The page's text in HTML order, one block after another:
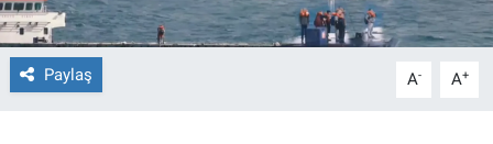
Paylaş A- A+
ASAYİŞ